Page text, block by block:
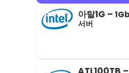
아탈1G –
서버